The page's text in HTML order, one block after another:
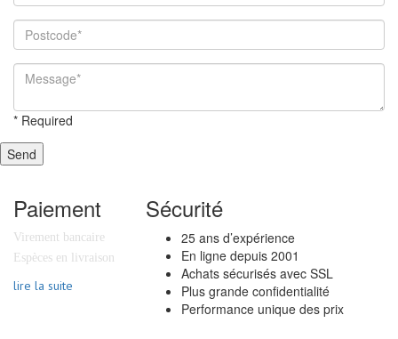
* Required
Send
Paiement
Virement bancaire
Espèces en livraison
lire la suite
Sécurité
25 ans d’expérience
En ligne depuis 2001
Achats sécurisés avec SSL
Plus grande confidentialité
Performance unique des prix